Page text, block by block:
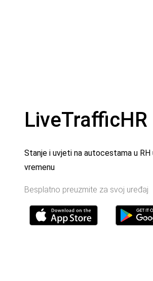
LiveTrafficHR
Stanje i uvjeti na autocestama u RH
vremenu
Besplatno preuzmite za svoj uređaj